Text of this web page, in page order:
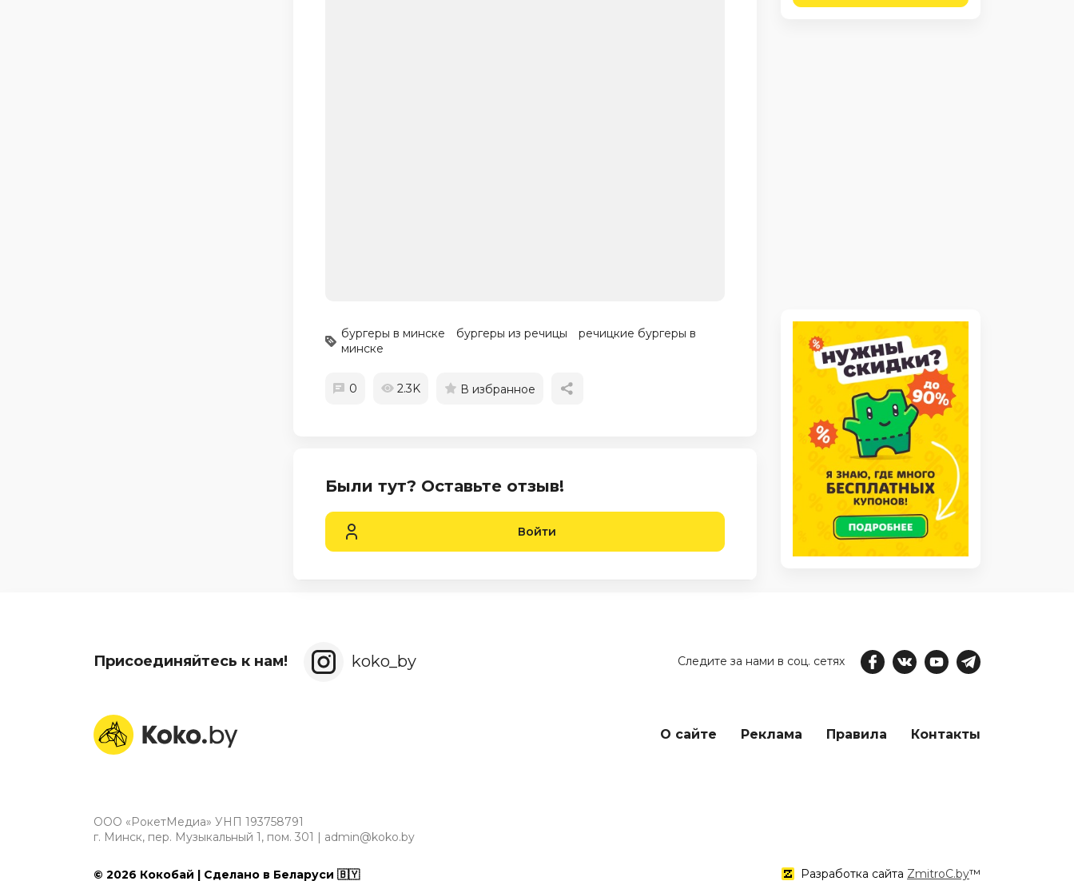
бургеры в минске бургеры из речицы
речицкие бургеры в
минске
0 2.3K В избранное
Были тут? Оставьте отзыв!
Войти
Присоединяйтесь к нам! koko_by Следите за нами в соц. сетях
О сайте Реклама Правила Контакты
ООО «РокетМедиа» УНП 193758791
г. Минск, пер. Музыкальный 1, пом. 301 | admin@koko.by
© 2026 Кокобай | Сделано в Беларуси 🇧🇾 Разработка сайта ZmitroC.by™